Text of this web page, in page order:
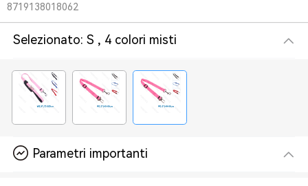
8719138018062
Selezionato:S , 4 colori misti
Parametri importanti